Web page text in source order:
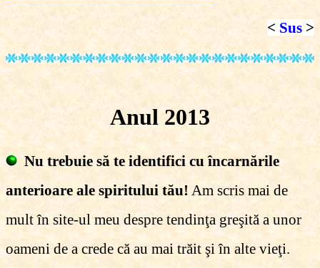
< Sus >
Anul 2013
Nu trebuie să te identifici cu încarnările
anterioare ale spiritului tău! Am scris mai de
mult în site-ul meu despre tendinţa greşită a unor
oameni de a crede că au mai trăit şi în alte vieţi.